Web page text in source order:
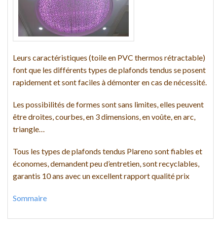
Leurs caractéristiques (toile en PVC thermos rétractable)
font que les différents types de plafonds tendus se posent
rapidement et sont faciles à démonter en cas de nécessité.
Les possibilités de formes sont sans limites, elles peuvent
être droites, courbes, en 3 dimensions, en voûte, en arc,
triangle…
Tous les types de plafonds tendus Plareno sont fiables et
économes, demandent peu d’entretien, sont recyclables,
garantis 10 ans avec un excellent rapport qualité prix
Sommaire